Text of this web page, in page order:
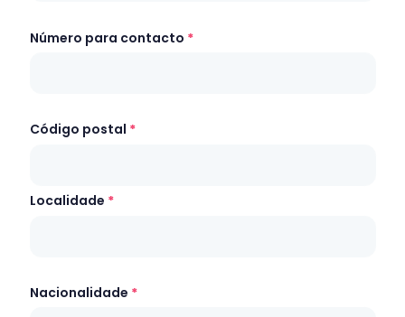
Número para contacto
Código postal
Localidade
Nacionalidade